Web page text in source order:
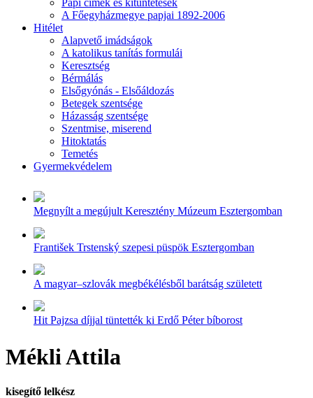
Papi címek és kitüntetések
A Főegyházmegye papjai 1892-2006
Hitélet
Alapvető imádságok
A katolikus tanítás formulái
Keresztség
Bérmálás
Elsőgyónás - Elsőáldozás
Betegek szentsége
Házasság szentsége
Szentmise, miserend
Hitoktatás
Temetés
Gyermekvédelem
Megnyílt a megújult Keresztény Múzeum Esztergomban
František Trstenský szepesi püspök Esztergomban
A magyar–szlovák megbékélésből barátság született
Hit Pajzsa díjjal tüntették ki Erdő Péter bíborost
Mékli Attila
kisegítő lelkész